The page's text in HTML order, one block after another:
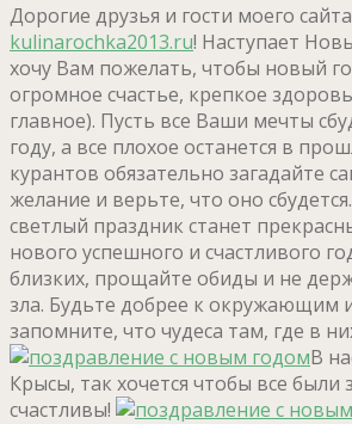
Дорогие друзья и гости моего сайта
kulinarochka2013.ru! Наступает
хочу Вам пожелать, чтобы новый
огромное счастье, крепкое
главное). Пусть все Ваши мечты
году, а все плохое останется в
курантов обязательно загадайте
желание и верьте, что оно
светлый праздник станет
нового успешного и счастливого
близких, прощайте обиды и не
зла. Будьте добрее к окружающим
запомните, что чудеса там, где в
В
Крысы, так хочется чтобы все были
счастливы!